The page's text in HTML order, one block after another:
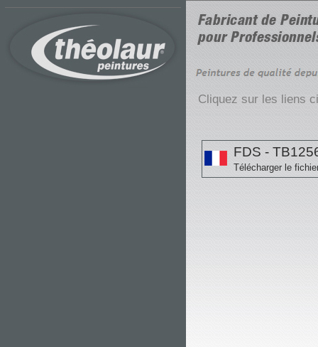
Cliquez sur les liens
FDS -
Télécharger le